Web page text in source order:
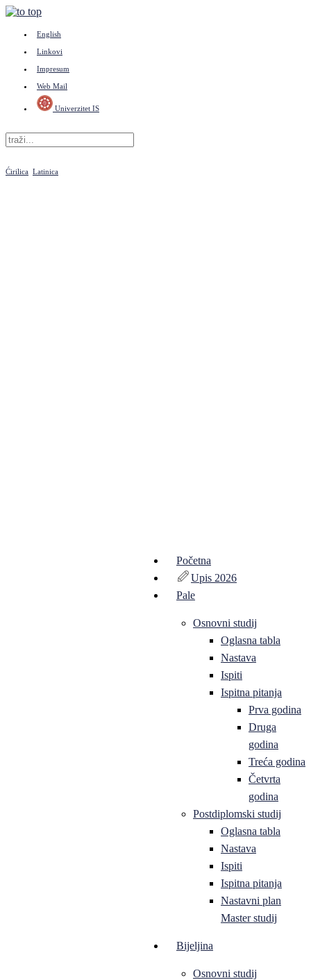
English
Linkovi
Impresum
Web Mail
Univerzitet IS
Ćirilica Latinica
Početna
Upis 2026
Pale
Osnovni studij
Oglasna tabla
Nastava
Ispiti
Ispitna pitanja
Prva godina
Druga
godina
Treća godina
Četvrta
godina
Postdiplomski studij
Oglasna tabla
Nastava
Ispiti
Ispitna pitanja
Nastavni plan
Master studij
Bijeljina
Osnovni studij